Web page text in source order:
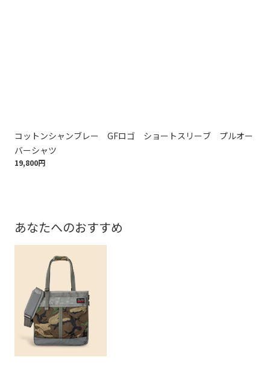
コットンシャンブレー GFロゴ ショートスリーブ プルオー
バーシャツ
19,800円
あなたへのおすすめ